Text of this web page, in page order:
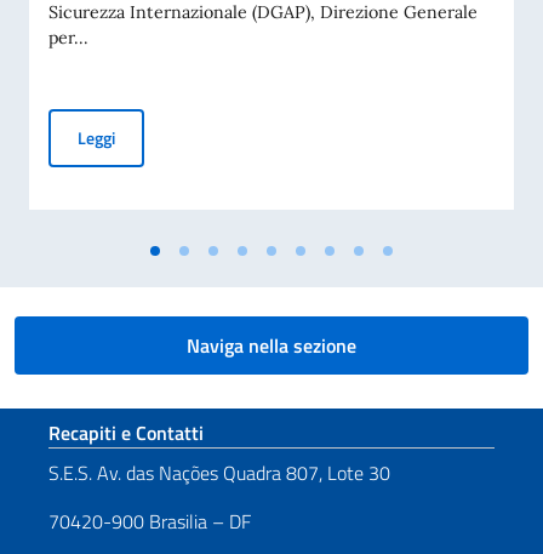
Sicurezza Internazionale (DGAP), Direzione Generale
per...
LeggiAvviso di pubblicità per contributi a soggetti privati per
Naviga nella sezione
Sezione footer
Recapiti e Contatti
S.E.S. Av. das Nações Quadra 807, Lote 30
70420-900 Brasilia – DF